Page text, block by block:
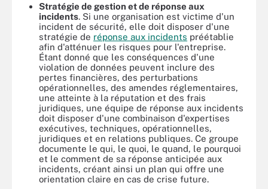
Stratégie de gestion et de réponse aux
incidents. Si une organisation est victime d'un
incident de sécurité, elle doit disposer d'une
stratégie de réponse aux incidents préétablie
afin d'atténuer les risques pour l'entreprise.
Étant donné que les conséquences d'une
violation de données peuvent inclure des
pertes financières, des perturbations
opérationnelles, des amendes réglementaires,
une atteinte à la réputation et des frais
juridiques, une équipe de réponse aux incidents
doit disposer d'une combinaison d'expertises
exécutives, techniques, opérationnelles,
juridiques et en relations publiques. Ce groupe
documente le qui, le quoi, le quand, le pourquoi
et le comment de sa réponse anticipée aux
incidents, créant ainsi un plan qui offre une
orientation claire en cas de crise future.